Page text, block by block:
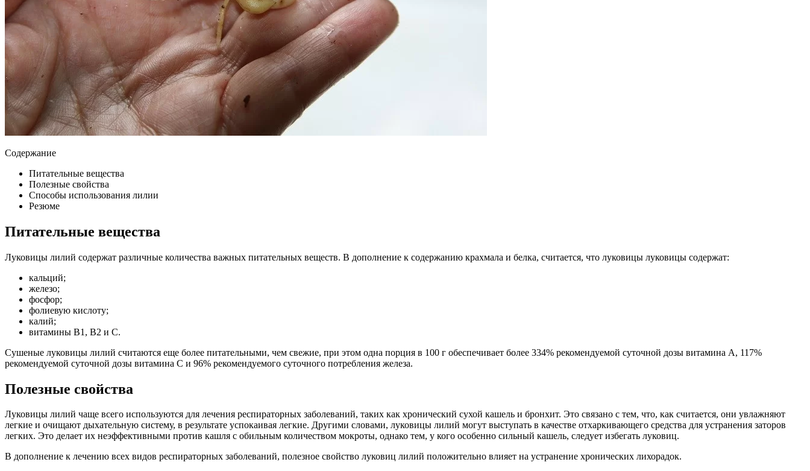
Содержание
Питательные вещества
Полезные свойства
Способы использования лилии
Резюме
Питательные вещества
Луковицы лилий содержат различные количества важных питательных веществ. В дополнение к содержанию крахмала и белка, считается, что луковицы луковицы содержат:
кальций;
железо;
фосфор;
фолиевую кислоту;
калий;
витамины B1, B2 и C.
Сушеные луковицы лилий считаются еще более питательными, чем свежие, при этом одна порция в 100 г обеспечивает более 334% рекомендуемой суточной дозы витамина А, 117%
рекомендуемой суточной дозы витамина С и 96% рекомендуемого суточного потребления железа.
Полезные свойства
Луковицы лилий чаще всего используются для лечения респираторных заболеваний, таких как хронический сухой кашель и бронхит. Это связано с тем, что, как считается, они увлажняют
легкие и очищают дыхательную систему, в результате успокаивая легкие. Другими словами, луковицы лилий могут выступать в качестве отхаркивающего средства для устранения заторов
легких. Это делает их неэффективными против кашля с обильным количеством мокроты, однако тем, у кого особенно сильный кашель, следует избегать луковиц.
В дополнение к лечению всех видов респираторных заболеваний, полезное свойство луковиц лилий положительно влияет на устранение хронических лихорадок.